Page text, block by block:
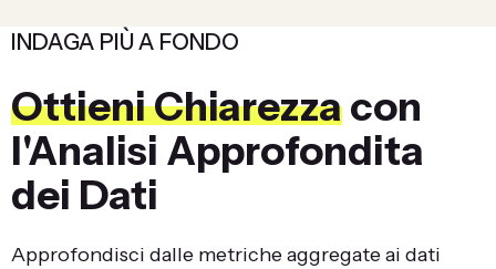
INDAGA PIÙ A FONDO
Ottieni Chiarezzacon
l'Analisi Approfondita
dei Dati
Approfondisci dalle metriche aggregate ai dati